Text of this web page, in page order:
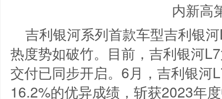
吉利银河系列首款车型吉利银
热度势如破竹。目前，吉利银河
交付已同步开启。6月，吉利银河
16.2%的优异成绩，斩获2023年